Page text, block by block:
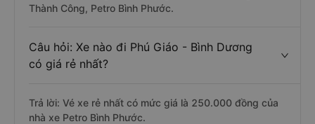
Thành Công, Petro Bình Phước.
Câu hỏi: Xe nào đi Phú Giáo - Bình Dương
có giá rẻ nhất?
Trả lời: Vé xe rẻ nhất có mức giá là 250.000 đồng của
nhà xe Petro Bình Phước.